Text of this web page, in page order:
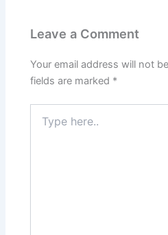
Leave a Comment
Your email address will not
fields are marked *
here..